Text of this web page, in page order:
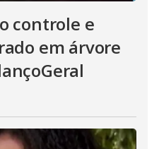
controle e
em árvore